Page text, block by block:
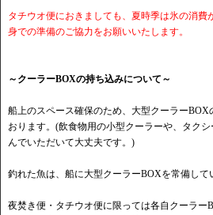
タチウオ便におきましても、夏時季は氷の消費
身での準備のご協力をお願いいたします。
～クーラーBOXの持ち込みについて～
船上のスペース確保のため、大型クーラー
おります。(飲食物用の小型クーラーや、タク
んでいただいて大丈夫です。)
釣れた魚は、船に大型クーラーBOXを常備して
夜焚き便・タチウオ便に限っては各自クーラー